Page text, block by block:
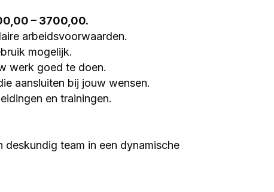
– 3700,00.
arbeidsvoorwaarden.
mogelijk.
werk goed te doen.
aansluiten bij jouw wensen.
en trainingen.
deskundig team in een dynamische